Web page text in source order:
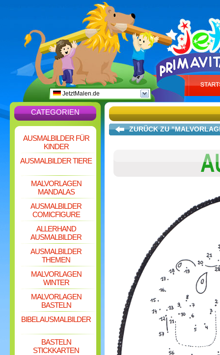
JetztMalen.de
CATEGORIEN
AUSMALBILDER FÜR
KINDER
AUSMALBILDER TIERE
MALVORLAGEN
MANDALAS
AUSMALBILDER
COMICFIGURE
ALLERHAND
AUSMALBILDER
AUSMALBILDER
THEMEN
MALVORLAGEN
WINTER
MALVORLAGEN
BASTELN
BIBEL AUSMALBILDER
BASTELN
STICKKARTEN
ZURÜCK ZU